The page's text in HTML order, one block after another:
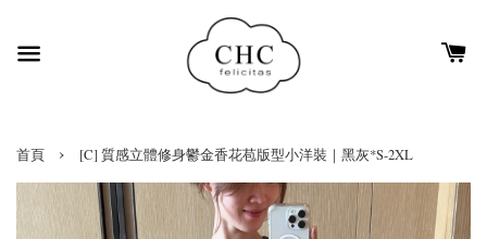
首頁 › [C] 質感立體修身鬱金香花苞版型小洋裝｜黑灰*S-2XL